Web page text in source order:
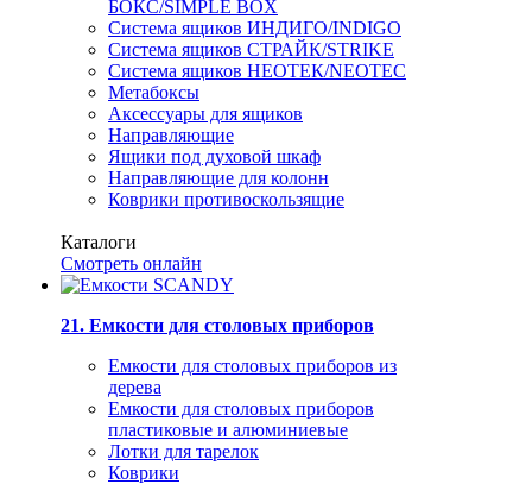
БОКС/SIMPLE BOX
Система ящиков ИНДИГО/INDIGO
Система ящиков СТРАЙК/STRIKE
Система ящиков НЕОТЕК/NEOTEC
Метабоксы
Аксессуары для ящиков
Направляющие
Ящики под духовой шкаф
Направляющие для колонн
Коврики противоскользящие
Каталоги
Смотреть онлайн
21. Емкости для столовых приборов
Емкости для столовых приборов из
дерева
Емкости для столовых приборов
пластиковые и алюминиевые
Лотки для тарелок
Коврики